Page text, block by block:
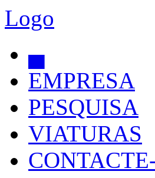
Logo
▄
EMPRESA
PESQUISA
VIATURAS